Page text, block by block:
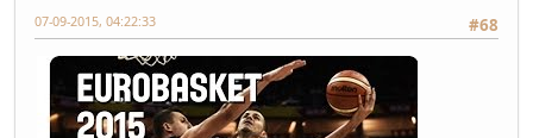
#68
07-09-2015, 04:22:33